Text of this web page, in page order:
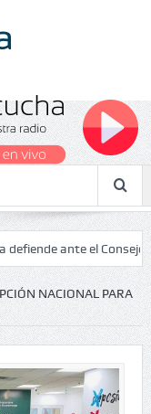
ante el Consejo de
NACIONAL PARA